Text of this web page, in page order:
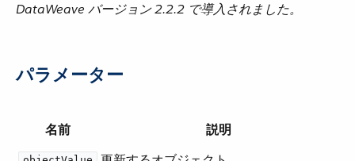
DataWeave バージョン 2.2.2 で導入されました。
パラメーター
名前 説明